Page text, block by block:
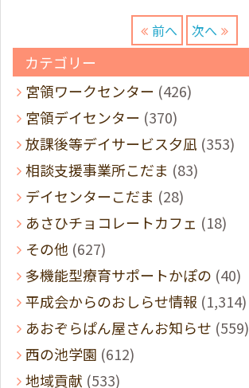
前へ 次へ
カテゴリー
宮領ワークセンター (426)
宮領デイセンター (370)
放課後等デイサービス夕凪 (353)
相談支援事業所こだま (83)
デイセンターこだま (28)
あさひチョコレートカフェ (18)
その他 (627)
多機能型療育サポートかぽの (40)
平成会からのおしらせ情報 (1,314)
あおぞらぱん屋さんお知らせ (559)
西の池学園 (612)
地域貢献 (533)